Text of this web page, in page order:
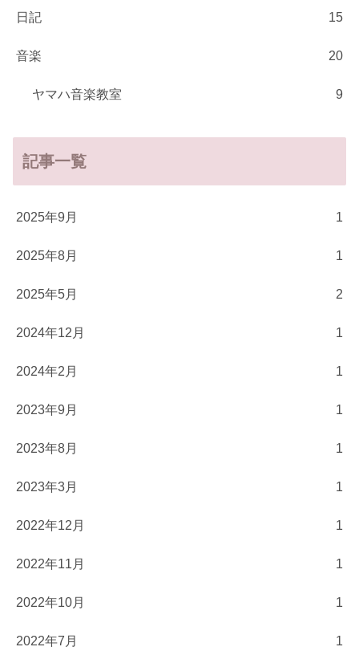
日記 15
音楽 20
ヤマハ音楽教室 9
記事一覧
2025年9月 1
2025年8月 1
2025年5月 2
2024年12月 1
2024年2月 1
2023年9月 1
2023年8月 1
2023年3月 1
2022年12月 1
2022年11月 1
2022年10月 1
2022年7月 1